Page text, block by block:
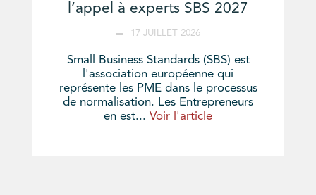
l’appel à experts SBS 2027
17 JUILLET 2026
Small Business Standards (SBS) est
l'association européenne qui
représente les PME dans le processus
de normalisation. Les Entrepreneurs
en est... Voir l'article